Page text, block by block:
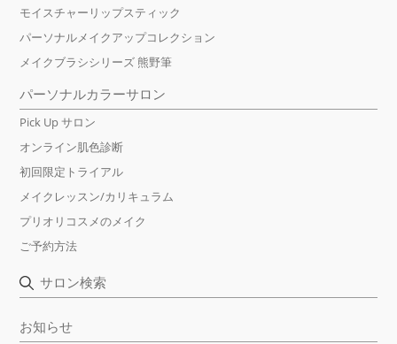
モイスチャーリップスティック
パーソナルメイクアップコレクション
メイクブラシシリーズ 熊野筆
パーソナルカラーサロン
Pick Up サロン
オンライン肌色診断
初回限定トライアル
メイクレッスン/カリキュラム
プリオリコスメのメイク
ご予約方法
サロン検索
お知らせ